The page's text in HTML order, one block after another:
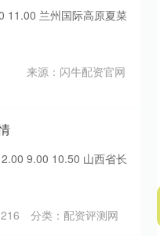
11.00 兰州国际高原夏菜
来源：闪牛配资官网
9.00 10.50 山西省长
216 分类：配资评测网